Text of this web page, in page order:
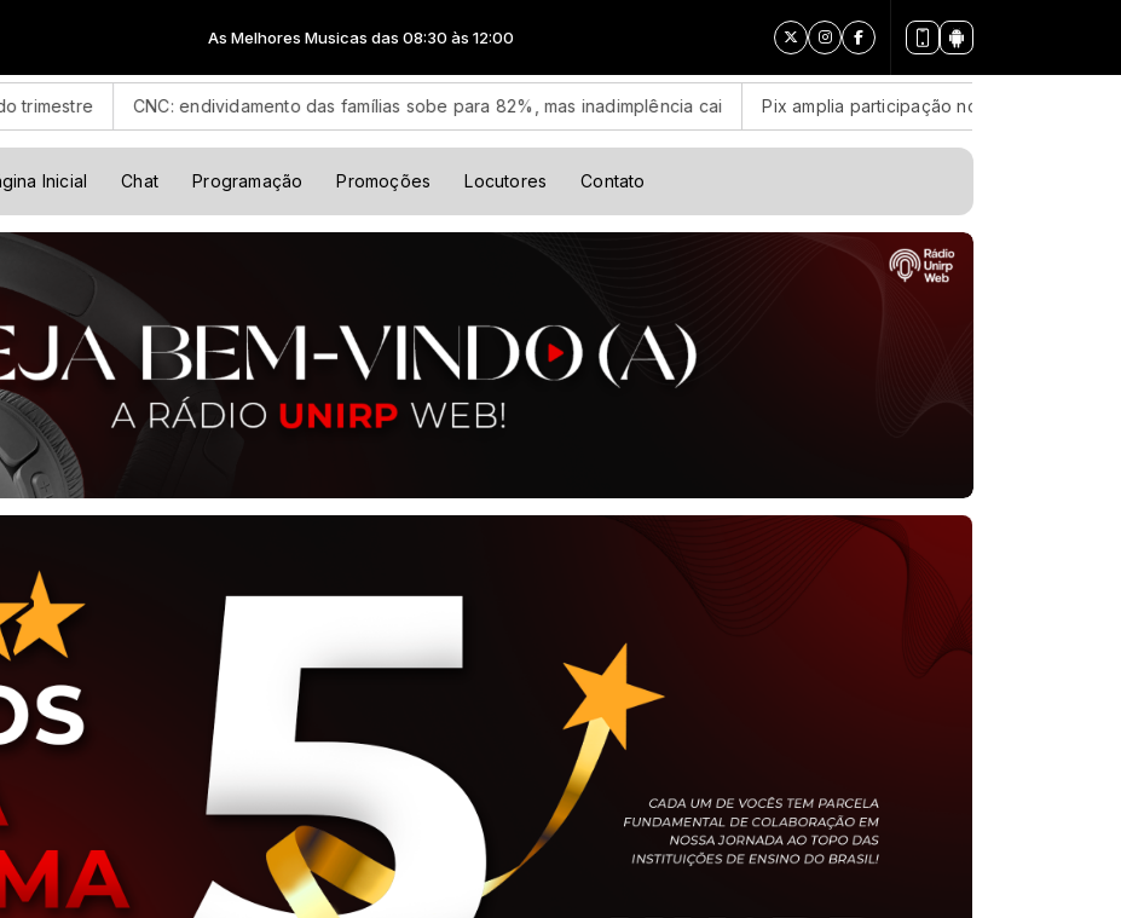
As Melhores Musicas das 08:30 às 12:00
endividamento das famílias sobe para 82%, mas inadimplência cai Pix amplia participação nos pagamentos em bares e
Inicial Chat Programação Promoções Locutores Contato